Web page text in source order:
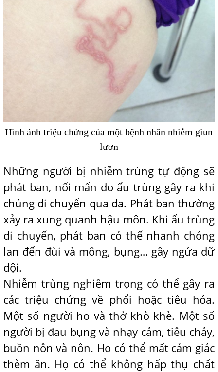
Hình ảnh triệu chứng của một bệnh nhân nhiễm giun
lươn
Những người bị nhiễm trùng tự động sẽ
phát ban, nổi mẩn do ấu trùng gây ra khi
chúng di chuyển qua da. Phát ban thường
xảy ra xung quanh hậu môn. Khi ấu trùng
di chuyển, phát ban có thể nhanh chóng
lan đến đùi và mông, bụng… gây ngứa dữ
dội.
Nhiễm trùng nghiêm trọng có thể gây ra
các triệu chứng về phổi hoặc tiêu hóa.
Một số người ho và thở khò khè. Một số
người bị đau bụng và nhạy cảm, tiêu chảy,
buồn nôn và nôn. Họ có thể mất cảm giác
thèm ăn. Họ có thể không hấp thụ chất